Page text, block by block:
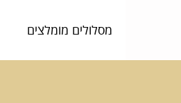
מסלולים מומלצים